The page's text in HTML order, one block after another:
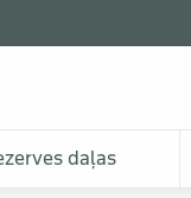
daļas